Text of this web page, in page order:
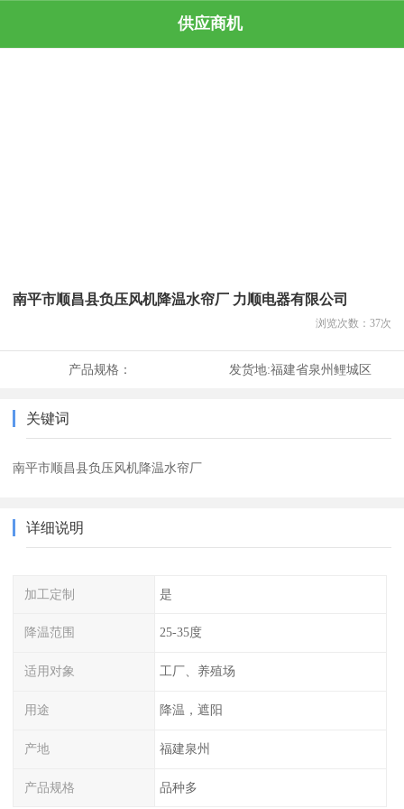
供应商机
南平市顺昌县负压风机降温水帘厂 力顺电器有限公司
浏览次数： 37次
产品规格： 发货地:福建省泉州鲤城区
关键词
南平市顺昌县负压风机降温水帘厂
详细说明
加工定制 是
降温范围 25-35度
适用对象 工厂、养殖场
用途 降温，遮阳
产地 福建泉州
产品规格 品种多